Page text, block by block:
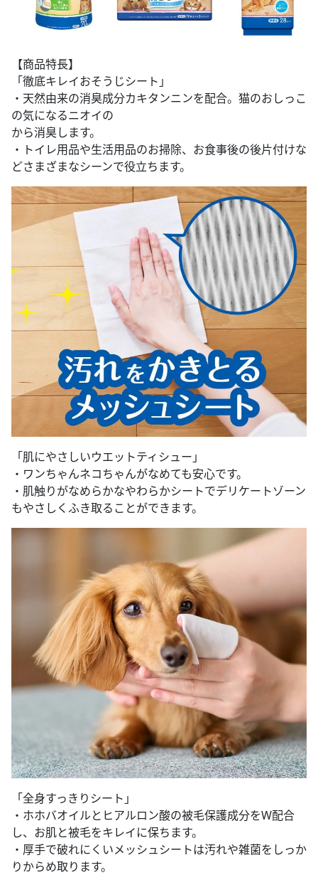
【商品特長】
「徹底キレイおそうじシート」
・天然由来の消臭成分カキタンニンを配合。猫のおしっこ
の気になるニオイの
から消臭します。
・トイレ用品や生活用品のお掃除、お食事後の後片付けな
どさまざまなシーンで役立ちます。
「肌にやさしいウエットティシュー」
・ワンちゃんネコちゃんがなめても安心です。
・肌触りがなめらかなやわらかシートでデリケートゾーン
もやさしくふき取ることができます。
「全身すっきりシート」
・ホホバオイルとヒアルロン酸の被毛保護成分をW配合
し、お肌と被毛をキレイに保ちます。
・厚手で破れにくいメッシュシートは汚れや雑菌をしっか
りからめ取ります。